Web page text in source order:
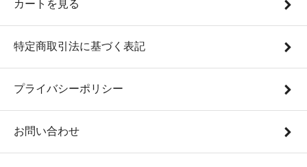
カートを見る
特定商取引法に基づく表記
プライバシーポリシー
お問い合わせ